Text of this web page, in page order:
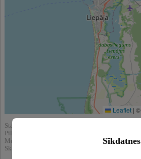
Leaflet | ©
Statistika:
Pilnībā apskatīts : 606
Meklēšnas rezultātos parādīts : 1096
Skatīt arī katalogā :
Sīkdatnes